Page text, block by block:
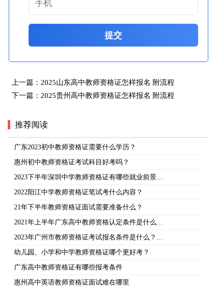
提交
上一篇： 2025山东高中教师资格证怎样报名 附流程
下一篇： 2025贵州高中教师资格证怎样报名 附流程
推荐阅读
广东2023初中教师资格证需要什么学历？
惠州初中教师资格证考试科目好考吗？
2023下半年深圳中学教师资格证有哪些就业前景…
2022阳江中学教师资格证笔试考什么内容？
21年下半年教师资格证面试需要准备什么？
2021年上半年广东高中教师资格认定条件是什么…
2023年广州市教师资格证考试报名条件是什么？…
幼儿园、小学和中学教师资格证哪个更好考？
广东高中教师资格证有哪些报考条件
惠州高中英语教师资格证面试难在哪里